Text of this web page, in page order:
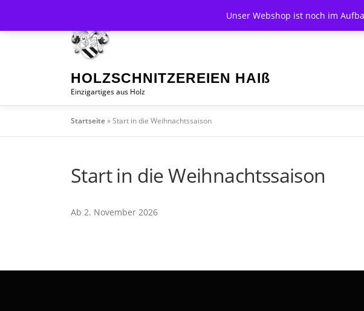
Unser Webshop ist noch im
springen
HOLZSCHNITZEREIEN HAIß
Einzigartiges aus Holz
Startseite»Start in die Weihnachtssaison
Start in die Weihnachtssaison
Ab 2. November 2026